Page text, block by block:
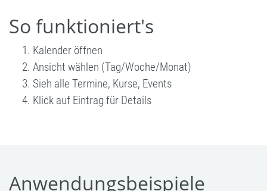
So funktioniert's
Kalender öffnen
Ansicht wählen (Tag/Woche/Monat)
Sieh alle Termine, Kurse, Events
Klick auf Eintrag für Details
Anwendungsbeispiele